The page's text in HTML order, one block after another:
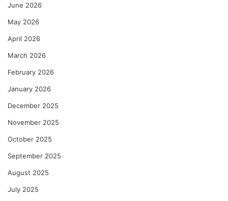
June 2026
May 2026
April 2026
March 2026
February 2026
January 2026
December 2025
November 2025
October 2025
September 2025
August 2025
July 2025